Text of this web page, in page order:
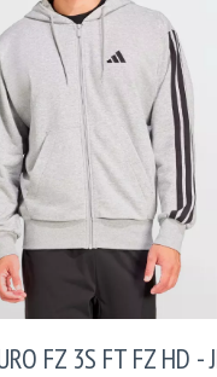
FZ 3S FT FZ HD -